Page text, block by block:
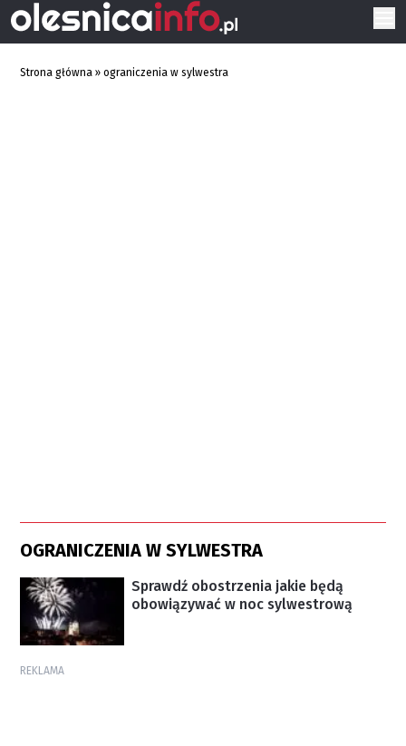
Strona główna »ograniczenia w sylwestra
OGRANICZENIA W SYLWESTRA
Sprawdź obostrzenia jakie będą
obowiązywać w noc sylwestrową
REKLAMA